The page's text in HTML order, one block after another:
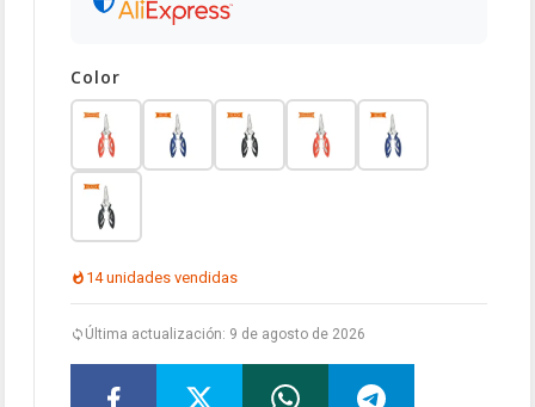
Color
14 unidades vendidas
Última actualización: 9 de agosto de 2026